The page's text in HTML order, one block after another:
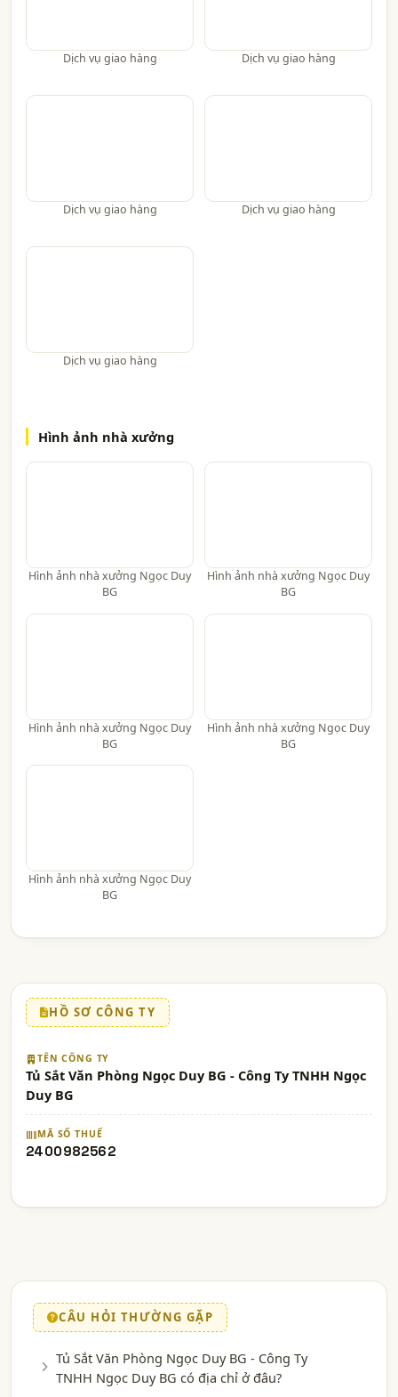
Dịch vụ giao hàng Dịch vụ giao hàng
Dịch vụ giao hàng Dịch vụ giao hàng
Dịch vụ giao hàng
Hình ảnh nhà xưởng
Hình ảnh nhà xưởng Ngọc Duy
BG
Hình ảnh nhà xưởng Ngọc Duy
BG
Hình ảnh nhà xưởng Ngọc Duy
BG
Hình ảnh nhà xưởng Ngọc Duy
BG
Hình ảnh nhà xưởng Ngọc Duy
BG
HỒ SƠ CÔNG TY
TÊN CÔNG TY
Tủ Sắt Văn Phòng Ngọc Duy BG - Công Ty TNHH Ngọc
Duy BG
MÃ SỐ THUẾ
2400982562
CÂU HỎI THƯỜNG GẶP
Tủ Sắt Văn Phòng Ngọc Duy BG - Công Ty
TNHH Ngọc Duy BG có địa chỉ ở đâu?